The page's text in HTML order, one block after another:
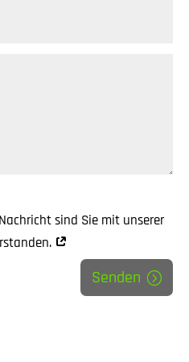
sind Sie mit unserer
Senden